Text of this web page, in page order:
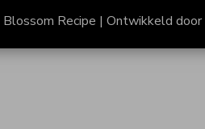
Blossom Recipe | Ontwikkeld door